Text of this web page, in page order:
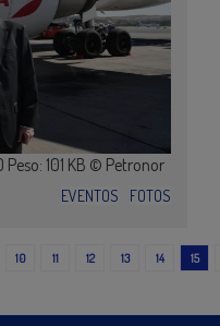
101 KB © Petronor
EVENTOS FOTOS
10 11 12 13 14 15